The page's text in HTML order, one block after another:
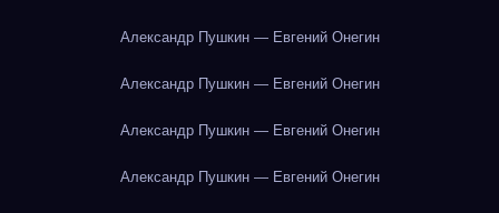
Александр Пушкин — Евгений Онегин
Александр Пушкин — Евгений Онегин
Александр Пушкин — Евгений Онегин
Александр Пушкин — Евгений Онегин